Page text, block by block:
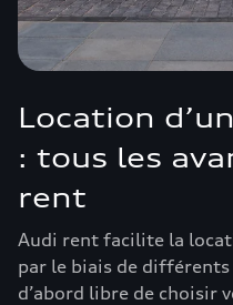
Location
: tous les
rent
Audi rent facilite la
par le biais de
d’abord libre de choisir